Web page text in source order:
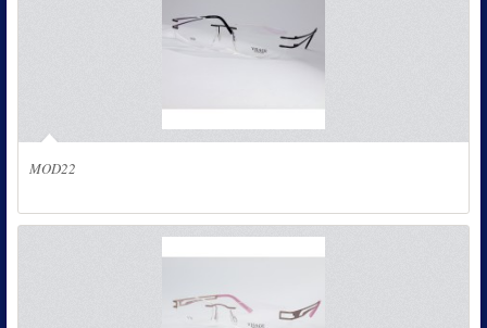
MOD22